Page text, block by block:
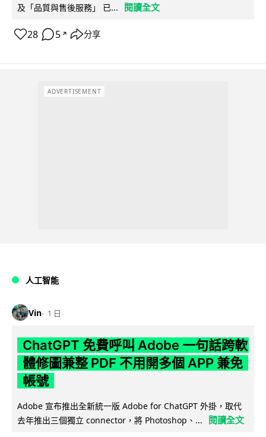
及「品質與售後服務」 已...
閱讀全文
28 5 ↗ 分享
ADVERTISEMENT
人工智能
Vin 1 日
ChatGPT 免費呼叫 Adobe 一句話跨軟
體修圖兼整 PDF 不用開多個 APP 兼免
帳號
Adobe 宣布推出全新統一版 Adobe for ChatGPT 外掛，取代
去年推出三個獨立 connector，將 Photoshop、...
閱讀全文